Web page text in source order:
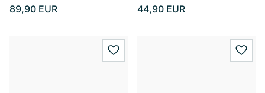
89,90 EUR 44,90 EUR
wishlist.add